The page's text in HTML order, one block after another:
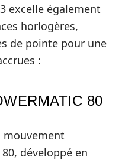
excelle également
horlogères,
de pointe pour une
:
80
mouvement
développé en